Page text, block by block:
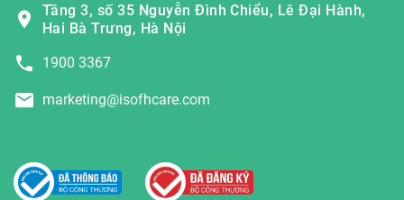
Tầng 3, số 35 Nguyễn Đình Chiểu, Lê Đại Hành,
Hai Bà Trưng, Hà Nội
1900 3367
marketing@isofhcare.com